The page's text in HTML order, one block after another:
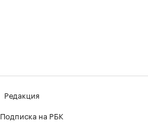
Редакция
Подписка на РБК